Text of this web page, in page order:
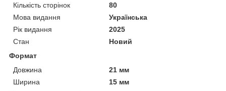
Кількість сторінок
80
Мова видання
Українська
Рік видання
2025
Стан
Новий
Формат
Довжина
21 мм
Ширина
15 мм